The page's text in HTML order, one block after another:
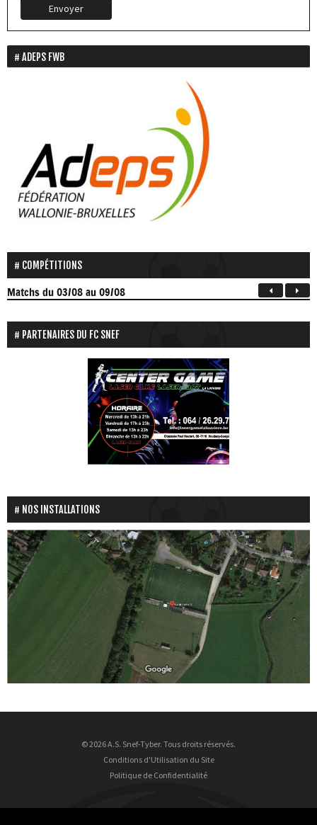
Envoyer
ADEPS FWB
COMPÉTITIONS
Matchsdu 03/08 au 09/08
PARTENAIRES DU FC SNEF
NOS INSTALLATIONS
© 2026 A.S. Snef-Tyber. Tous droits réservés.
Conditions d'Utilisation du Site
Politique de Confidentialité